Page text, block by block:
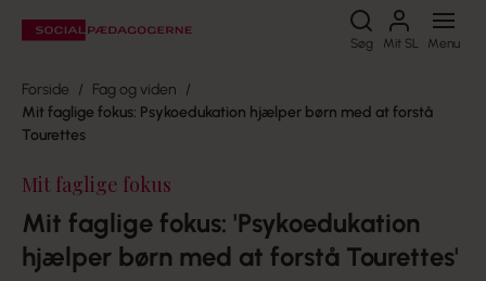
Søg Mit SL Menu
Søg
Forside
Fag og viden
Mit faglige fokus: Psykoedukation hjælper børn med at forstå
Tourettes
Mit faglige fokus
Mit faglige fokus: 'Psykoedukation
hjælper børn med at forstå Tourettes'